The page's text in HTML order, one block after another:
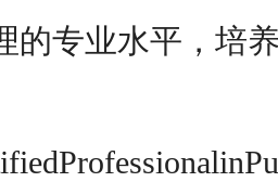
的专业水平，培